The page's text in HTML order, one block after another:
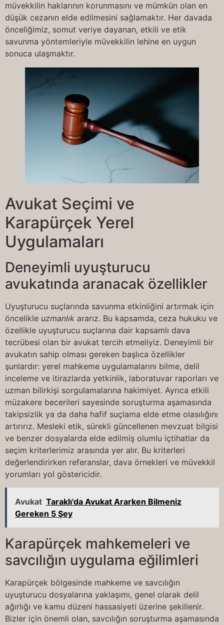
müvekkilin haklarının korunmasını ve mümkün olan en
düşük cezanın elde edilmesini sağlamaktır. Her davada
önceliğimiz, somut veriye dayanan, etkili ve etik
savunma yöntemleriyle müvekkilin lehine en uygun
sonuca ulaşmaktır.
Avukat Seçimi ve
Karapürçek Yerel
Uygulamaları
Deneyimli uyuşturucu
avukatında aranacak özellikler
Uyuşturucu suçlarında savunma etkinliğini artırmak için
öncelikle uzmanlık ararız. Bu kapsamda, ceza hukuku ve
özellikle uyuşturucu suçlarına dair kapsamlı dava
tecrübesi olan bir avukat tercih etmeliyiz. Deneyimli bir
avukatın sahip olması gereken başlıca özellikler
şunlardır: yerel mahkeme uygulamalarını bilme, delil
inceleme ve itirazlarda yetkinlik, laboratuvar raporları ve
uzman bilirkişi sorgulamalarına hakimiyet. Ayrıca etkili
müzakere becerileri sayesinde soruşturma aşamasında
takipsizlik ya da daha hafif suçlama elde etme olasılığını
artırırız. Mesleki etik, sürekli güncellenen mevzuat bilgisi
ve benzer dosyalarda elde edilmiş olumlu içtihatlar da
seçim kriterlerimiz arasında yer alır. Bu kriterleri
değerlendirirken referanslar, dava örnekleri ve müvekkil
yorumları yol göstericidir.
Avukat Taraklı'da Avukat Ararken Bilmeniz
Gereken 5 Şey
Karapürçek mahkemeleri ve
savcılığın uygulama eğilimleri
Karapürçek bölgesinde mahkeme ve savcılığın
uyuşturucu dosyalarına yaklaşımı, genel olarak delil
ağırlığı ve kamu düzeni hassasiyeti üzerine şekillenir.
Bizler için önemli olan, savcılığın soruşturma aşamasında